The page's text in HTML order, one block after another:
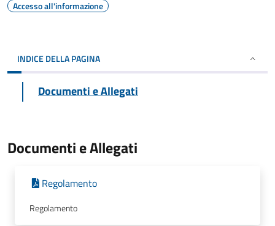
Accesso all'informazione
INDICE DELLA PAGINA
Documenti e Allegati
Documenti e Allegati
Regolamento
Regolamento